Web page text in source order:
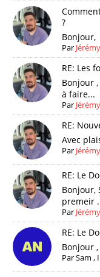
?
Bonjour,
Par Jérémy
RE: Les
Bonjour
à faire...
Par Jérémy
RE:
Avec
Par Jérémy
RE: Le
Bonjour,
premeir
Par Jérémy
RE: Le
Bonjour
ParSam ,